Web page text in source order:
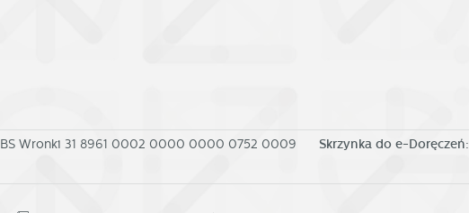
BS Wronki 31 8961 0002 0000 0000 0752 0009 Skrzynka do e-Doręczeń: